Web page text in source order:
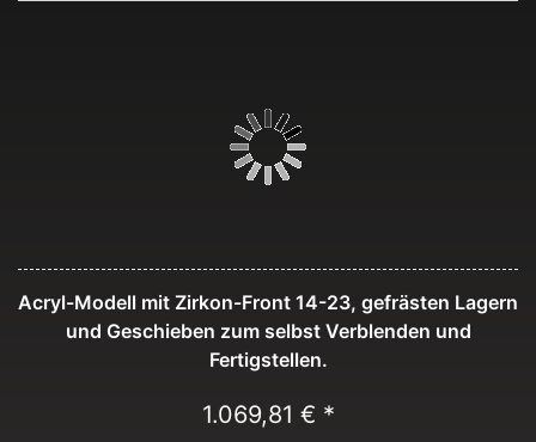
Acryl-Modell mit Zirkon-Front 14-23, gefrästen Lagern
und Geschieben zum selbst Verblenden und
Fertigstellen.
1.069,81 € *